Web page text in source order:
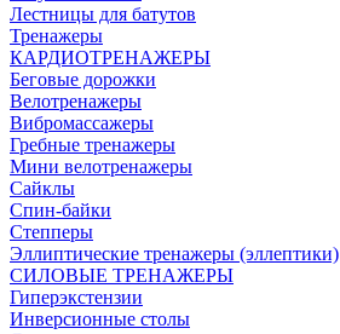
Лестницы для батутов
Тренажеры
КАРДИОТРЕНАЖЕРЫ
Беговые дорожки
Велотренажеры
Вибромассажеры
Гребные тренажеры
Мини велотренажеры
Сайклы
Спин-байки
Степперы
Эллиптические тренажеры (эллептики)
СИЛОВЫЕ ТРЕНАЖЕРЫ
Гиперэкстензии
Инверсионные столы